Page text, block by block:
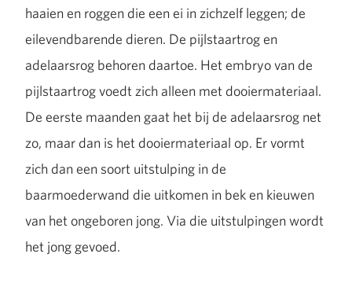
haaien en roggen die een ei in zichzelf leggen; de
eilevendbarende dieren. De pijlstaartrog en
adelaarsrog behoren daartoe. Het embryo van de
pijlstaartrog voedt zich alleen met dooiermateriaal.
De eerste maanden gaat het bij de adelaarsrog net
zo, maar dan is het dooiermateriaal op. Er vormt
zich dan een soort uitstulping in de
baarmoederwand die uitkomen in bek en kieuwen
van het ongeboren jong. Via die uitstulpingen wordt
het jong gevoed.